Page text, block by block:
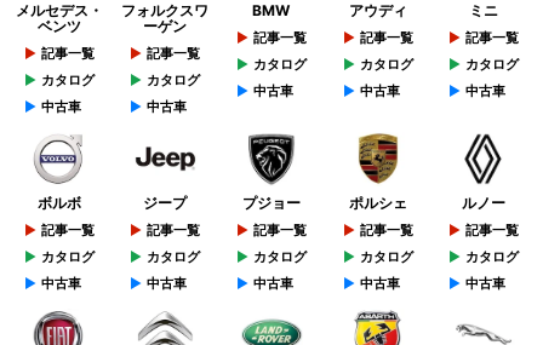
メルセデス・
ベンツ
記事一覧
カタログ
中古車
フォルクスワ
ーゲン
記事一覧
カタログ
中古車
BMW
記事一覧
カタログ
中古車
アウディ
記事一覧
カタログ
中古車
ミニ
記事一覧
カタログ
中古車
ボルボ
記事一覧
カタログ
中古車
ジープ
記事一覧
カタログ
中古車
プジョー
記事一覧
カタログ
中古車
ポルシェ
記事一覧
カタログ
中古車
ルノー
記事一覧
カタログ
中古車